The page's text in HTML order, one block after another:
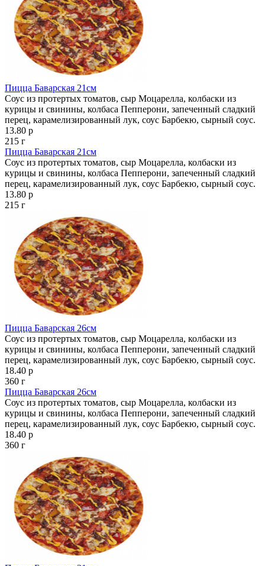
Пицца Баварская 21см
Соус из протертых томатов, сыр Моцарелла, колбаски из
курицы и свинины, колбаса Пепперони, запеченный сладкий
перец, карамелизированный лук, соус Барбекю, сырный соус.
13.80 р
215 г
Пицца Баварская 21см
Соус из протертых томатов, сыр Моцарелла, колбаски из
курицы и свинины, колбаса Пепперони, запеченный сладкий
перец, карамелизированный лук, соус Барбекю, сырный соус.
13.80 р
215 г
Пицца Баварская 26см
Соус из протертых томатов, сыр Моцарелла, колбаски из
курицы и свинины, колбаса Пепперони, запеченный сладкий
перец, карамелизированный лук, соус Барбекю, сырный соус.
18.40 р
360 г
Пицца Баварская 26см
Соус из протертых томатов, сыр Моцарелла, колбаски из
курицы и свинины, колбаса Пепперони, запеченный сладкий
перец, карамелизированный лук, соус Барбекю, сырный соус.
18.40 р
360 г